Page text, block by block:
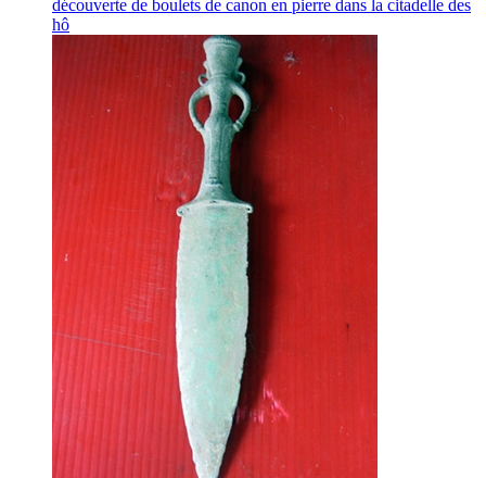
découverte de boulets de canon en pierre dans la citadelle des
hô